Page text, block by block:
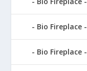
Bio Fireplace
Bio Fireplace